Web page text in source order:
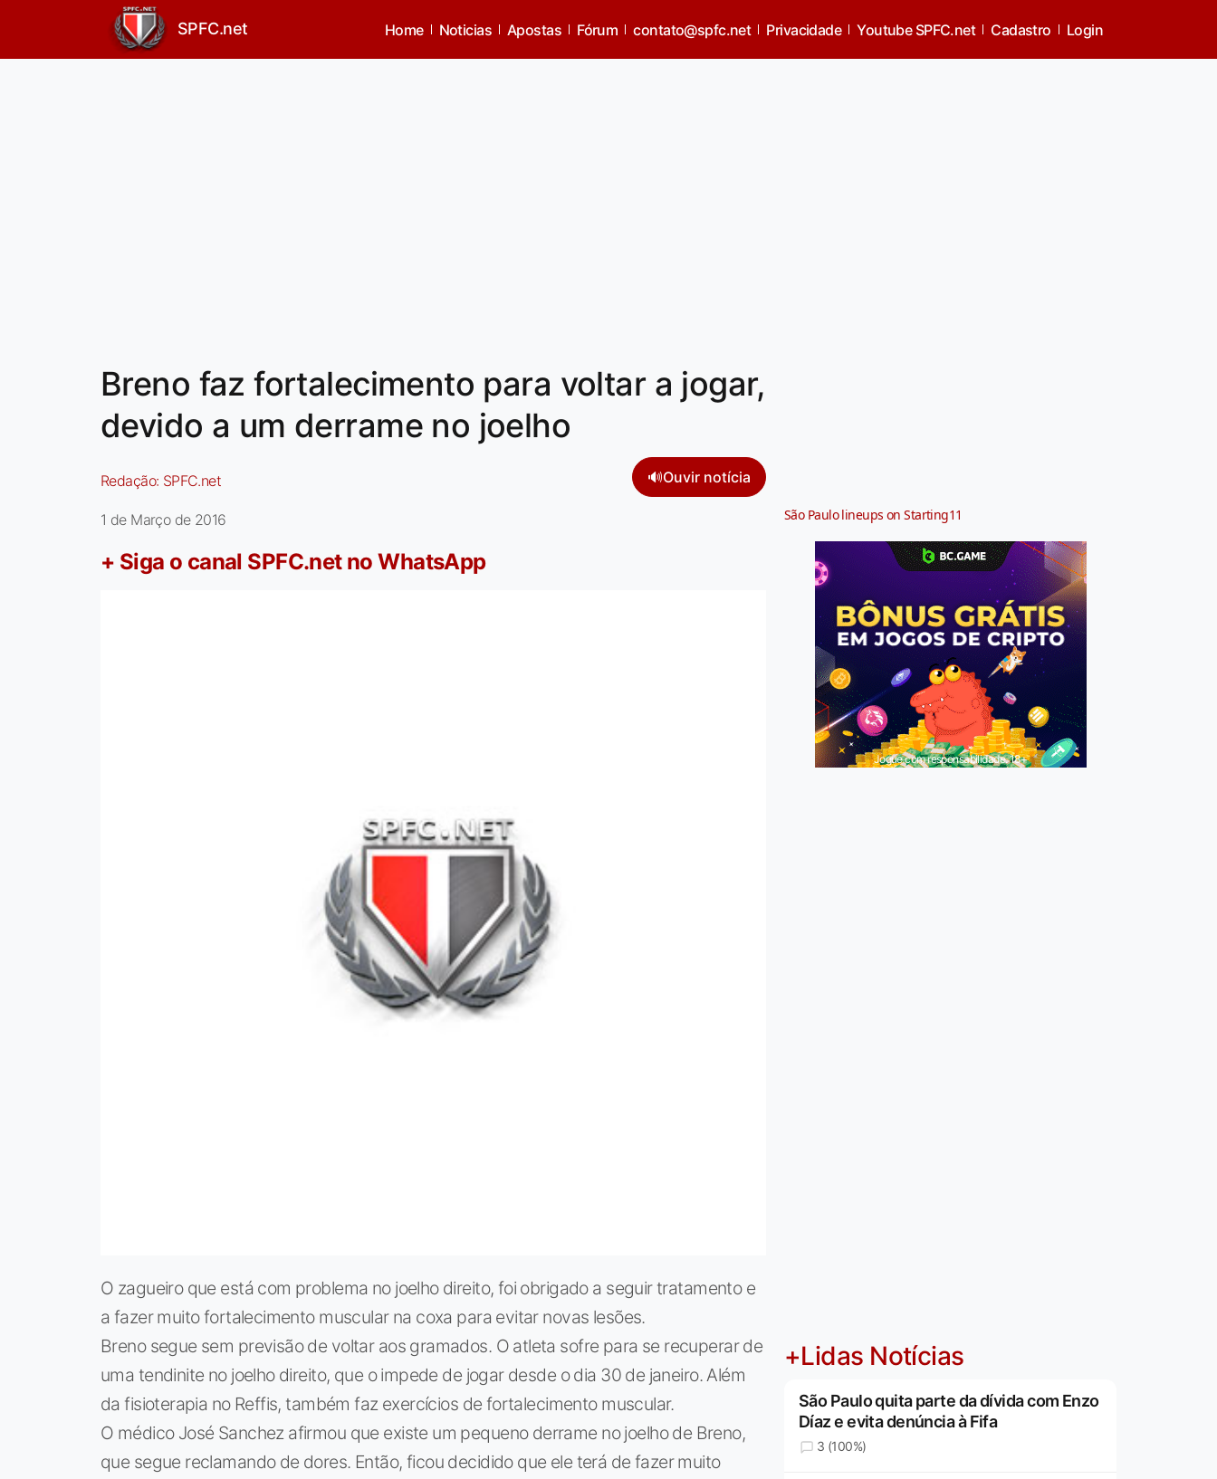
SPFC.net Home Noticias Apostas Fórum contato@spfc.net Privacidade Youtube SPFC.net Cadastro Login
Breno faz fortalecimento para voltar a jogar,
devido a um derrame no joelho
Redação: SPFC.net 🔊Ouvir notícia
1 de Março de 2016
+ Siga o canal SPFC.net no WhatsApp
O zagueiro que está com problema no joelho direito, foi obrigado a seguir tratamento e
a fazer muito fortalecimento muscular na coxa para evitar novas lesões.
Breno segue sem previsão de voltar aos gramados. O atleta sofre para se recuperar de
uma tendinite no joelho direito, que o impede de jogar desde o dia 30 de janeiro. Além
da fisioterapia no Reffis, também faz exercícios de fortalecimento muscular.
O médico José Sanchez afirmou que existe um pequeno derrame no joelho de Breno,
que segue reclamando de dores. Então, ficou decidido que ele terá de fazer muito
São Paulo lineups on Starting11
Jogue com responsabilidade. 18+
+Lidas Notícias
São Paulo quita parte da dívida com Enzo
Díaz e evita denúncia à Fifa
3 (100%)